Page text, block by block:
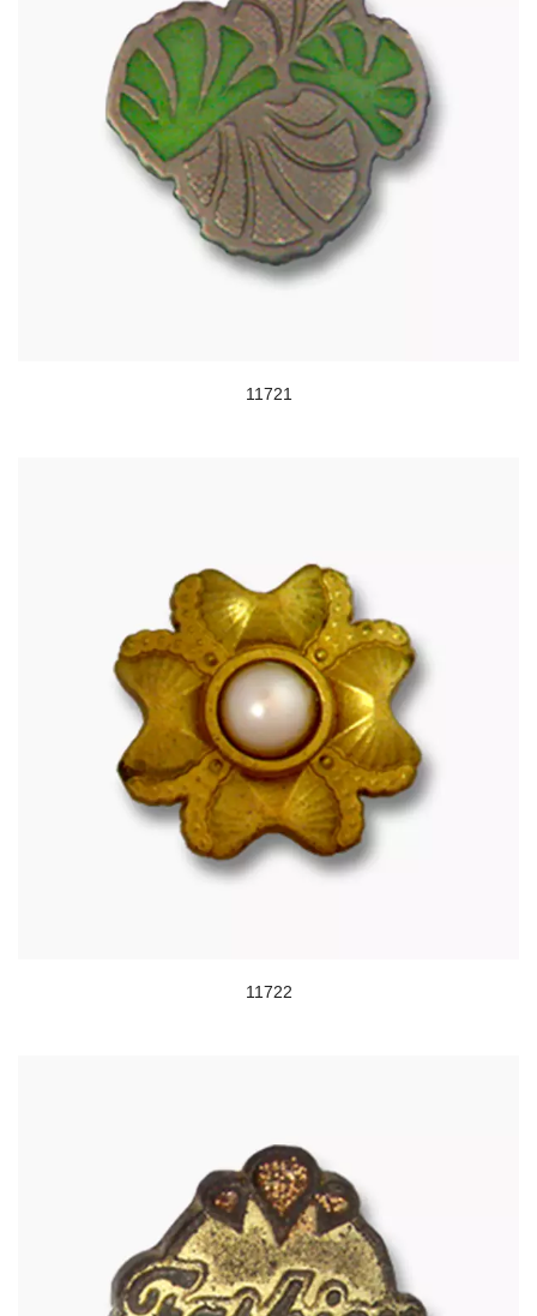
11721
11722